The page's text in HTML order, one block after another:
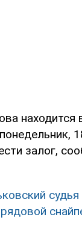
находится
залог,